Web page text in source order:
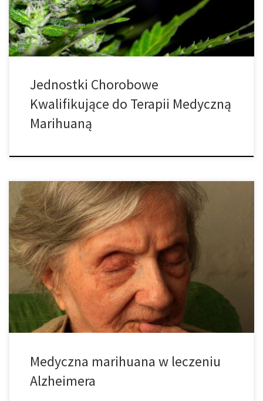
skuteczną i niedrogą alternatywę dla wielu silnie uzależniających,
nieskutecznych i […]
Jednostki Chorobowe
Kwalifikujące do Terapii Medyczną
Marihuaną
Z 31 stanami ( (plus Gaun, Potranco, i Washington DC) uznającymi
medyczna marihuanę jej zastosowanie staję się coraz
powszechniejsze. Marihuana wykazuje duży potencjał jako
leczenie różnych objawów i dolegliwości. Ostatnie badania
wykazują, że dzięki marihuanie zatrzymany może zostać również
Alzheimer. Mówiąc to, marihuana i ekstrakty z cannabis są nadal
stosunkowo […]
Medyczna marihuana w leczeniu
Alzheimera